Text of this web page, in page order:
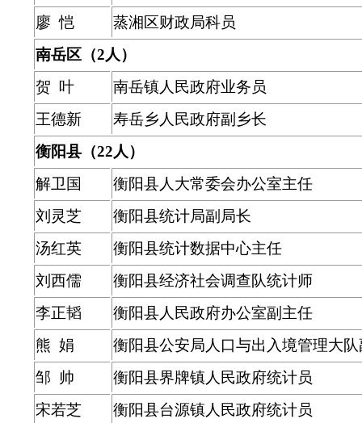
廖 恺
蒸湘区财政局科员
南岳区（2人）
贺 叶
南岳镇人民政府业务员
王德新
寿岳乡人民政府副乡长
衡阳县（22人）
解卫国
衡阳县人大常委会办公室主任
刘灵芝
衡阳县统计局副局长
汤红英
衡阳县统计数据中心主任
刘西儒
衡阳县经济社会调查队统计师
李正韬
衡阳县人民政府办公室副主任
熊 娟
衡阳县公安局人口与出入境管理大
邹 帅
衡阳县界牌镇人民政府统计员
宋若芝
衡阳县台源镇人民政府统计员